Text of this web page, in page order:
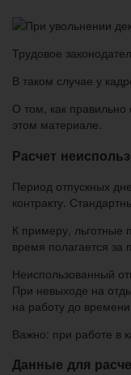
Трудовое
В таком случае у
О том, как правильно
этом материале.
Расчет
Период отпускных
контракту.
К примеру, льготные
время полагается
Неиспользованный
При невыходе на
на работу до
Важно: при работе в
Данные для